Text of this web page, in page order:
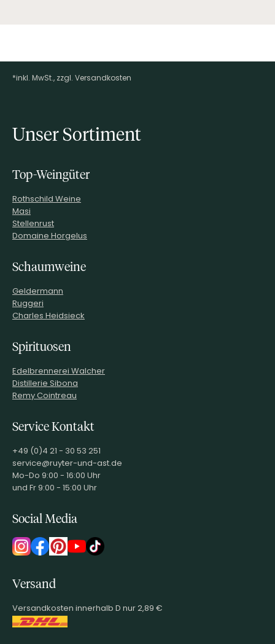
Footer-Menü
*inkl. MwSt., zzgl. Versandkosten
Unser Sortiment
Top-Weingüter
Rothschild Weine
Masi
Stellenrust
Domaine Horgelus
Schaumweine
Geldermann
Ruggeri
Charles Heidsieck
Spirituosen
Edelbrennerei Walcher
Distillerie Sibona
Remy Cointreau
Service Kontakt
+49 (0)4 21 - 30 53 251
service@ruyter-und-ast.de
Mo-Do 9:00 - 16:00 Uhr
und Fr 9:00 - 15:00 Uhr
Social Media
Versand
Versandkosten innerhalb D nur 2,89 €